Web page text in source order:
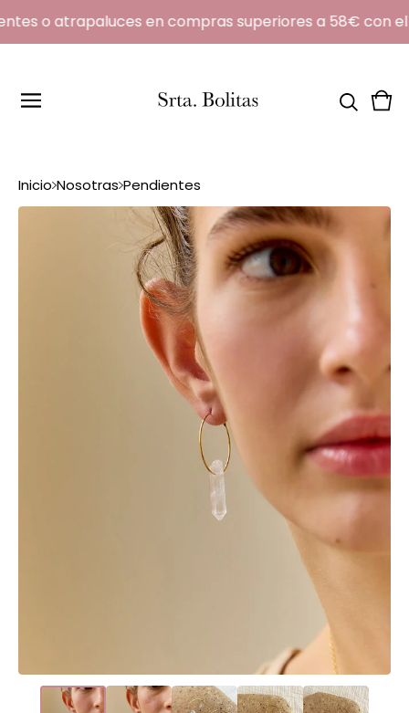
o atrapaluces en compras superiores a 58€ con el
Ver
0
Inicio Nosotras Pendientes